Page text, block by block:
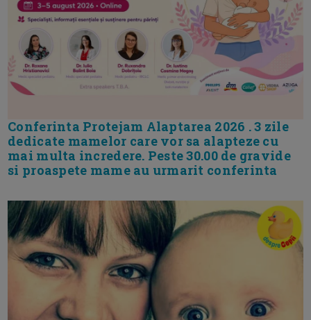
Conferinta Protejam Alaptarea 2026 . 3 zile
dedicate mamelor care vor sa alapteze cu
mai multa incredere. Peste 30.00 de gravide
si proaspete mame au urmarit conferinta